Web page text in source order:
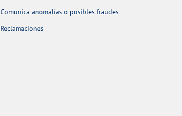
Comunica anomalías o posibles fraudes
Reclamaciones